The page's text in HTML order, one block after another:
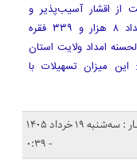
از اقشار آسیب‌پذیر و
توانمندسازی خانواده‌های تحت حمایت، تعداد ۸ هزار و ۳۳۹ فقره
امداد ولایت استان
میزان تسهیلات با
تاریخ انتشار : سه‌شنبه ۱۹ خرداد ۱۴۰۵
- ۰:۳۹